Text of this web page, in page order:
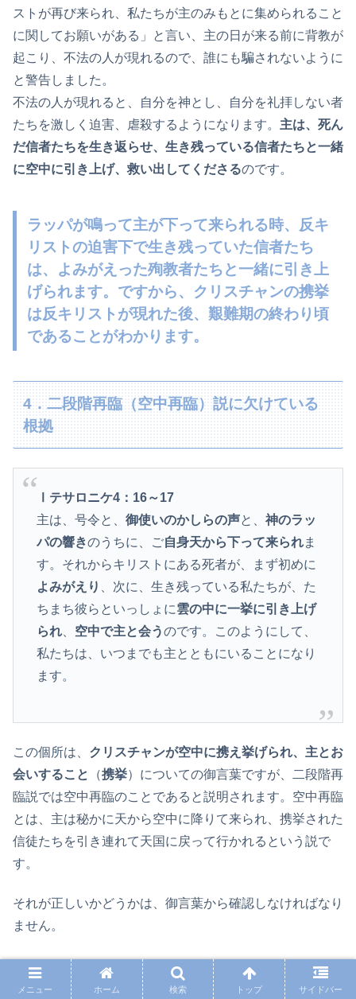
ストが再び来られ、私たちが主のみもとに集められること
に関してお願いがある」と言い、主の日が来る前に背教が
起こり、不法の人が現れるので、誰にも騙されないように
と警告しました。
不法の人が現れると、自分を神とし、自分を礼拝しない者
たちを激しく迫害、虐殺するようになります。 主は、死ん
だ信者たちを生き返らせ、生き残っている信者たちと一緒
に空中に引き上げ、救い出してくださるのです。
ラッパが鳴って主が下って来られる時、 反キ
リストの迫害下で生き残っていた信者たち
は、よみがえった殉教者たちと一緒に引き上
げられます。ですから、 クリスチャンの携挙
は反キリストが現れた後、艱難期の終わり頃
であることがわかります。
4．二段階再臨（空中再臨）説に欠けている
根拠
Ⅰテサロニケ4：16～17
主は、号令と、 御使いのかしらの声と、 神のラッ
パの響きのうちに、ご自身天から下って来られま
す。それからキリストにある死者が、まず初めに
よみがえり
、次に、生き残っている私たちが、た
ちまち彼らといっしょに雲の中に一挙に引き上げ
られ、 空中で主と会うのです。このようにして、
私たちは、いつまでも主とともにいることになり
ます。
この個所は、 クリスチャンが空中に携え挙げられ、主とお
会いすること
（携挙）についての御言葉ですが、二段階再
臨説では空中再臨のことであると説明されます。空中再臨
とは、主は秘かに天から空中に降りて来られ、携挙された
信徒たちを引き連れて天国に戻って行かれるという説で
す。
それが正しいかどうかは、御言葉から確認しなければなり
ません。
・信徒たちは空中で主と出会い、その後「いつまでも主と
ともにいる」ことになりますが、
どこに行くのかが書かれ
メニュー ホーム 検索 トップ サイドバー